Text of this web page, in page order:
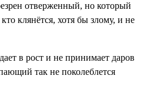
отверженный, но который
клянётся, хотя бы злому, и не
в рост и не принимает даров
так не поколеблется